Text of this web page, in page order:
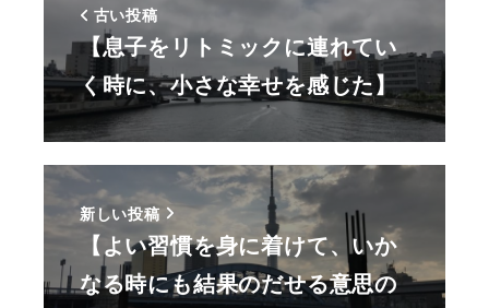
古い投稿
【息子をリトミックに連れてい
く時に、小さな幸せを感じた】
新しい投稿
【よい習慣を身に着けて、いか
なる時にも結果のだせる意思の